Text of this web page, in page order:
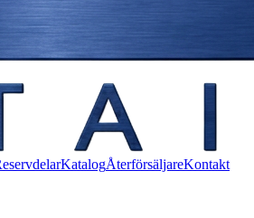
KatalogÅterförsäljareKontakt